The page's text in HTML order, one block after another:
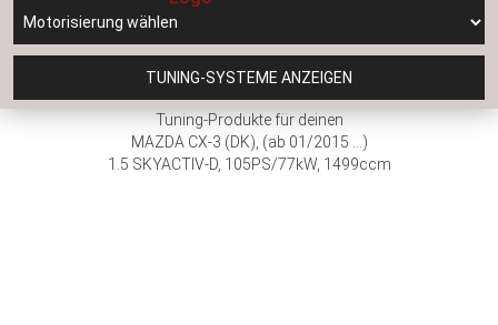
TUNING-SYSTEME ANZEIGEN
Tuning-Produkte für deinen
MAZDA CX-3 (DK), (ab 01/2015 ...)
1.5 SKYACTIV-D, 105PS/77kW, 1499ccm